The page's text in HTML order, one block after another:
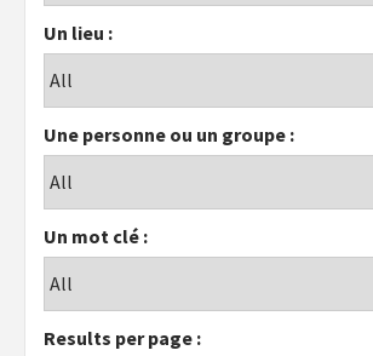
Un lieu :
Une personne ou un groupe :
Un mot clé :
Results per page :